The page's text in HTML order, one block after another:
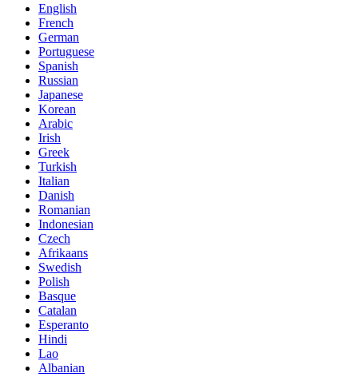
English
French
German
Portuguese
Spanish
Russian
Japanese
Korean
Arabic
Irish
Greek
Turkish
Italian
Danish
Romanian
Indonesian
Czech
Afrikaans
Swedish
Polish
Basque
Catalan
Esperanto
Hindi
Lao
Albanian